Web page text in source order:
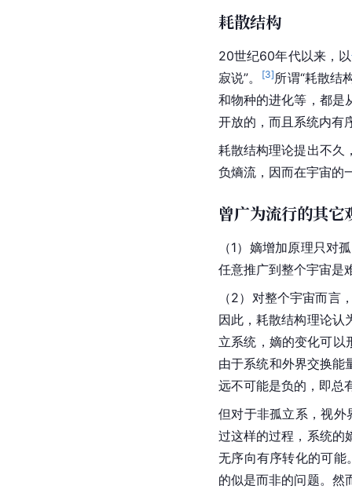
耗散结构
20世纪60年代以来，以
寂说”。
[3]所谓“耗散结
和物种的进化等，都是
开放的，而且系统内有
耗散结构理论提出不久
负熵流，因而在宇宙的
曾广为流行的其它
（1）嫡增加原理只对
任意推广到整个宇宙是
（2）对整个宇宙而言
因此，耗散结构理论认
立系统，嫡的变化可以
由于系统和外界交换能
远不可能是负的，即总
但对于非孤立系，视
过这样的过程，系统的
无序向有序转化的可能
的似是而非的问题。然